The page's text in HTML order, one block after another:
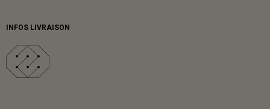
INFOS LIVRAISON